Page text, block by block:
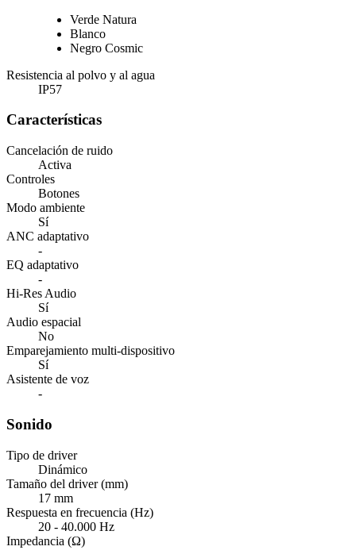
Verde Natura
Blanco
Negro Cosmic
Resistencia al polvo y al agua
IP57
Características
Cancelación de ruido
Activa
Controles
Botones
Modo ambiente
Sí
ANC adaptativo
-
EQ adaptativo
-
Hi-Res Audio
Sí
Audio espacial
No
Emparejamiento multi-dispositivo
Sí
Asistente de voz
-
Sonido
Tipo de driver
Dinámico
Tamaño del driver (mm)
17 mm
Respuesta en frecuencia (Hz)
20 - 40.000 Hz
Impedancia (Ω)